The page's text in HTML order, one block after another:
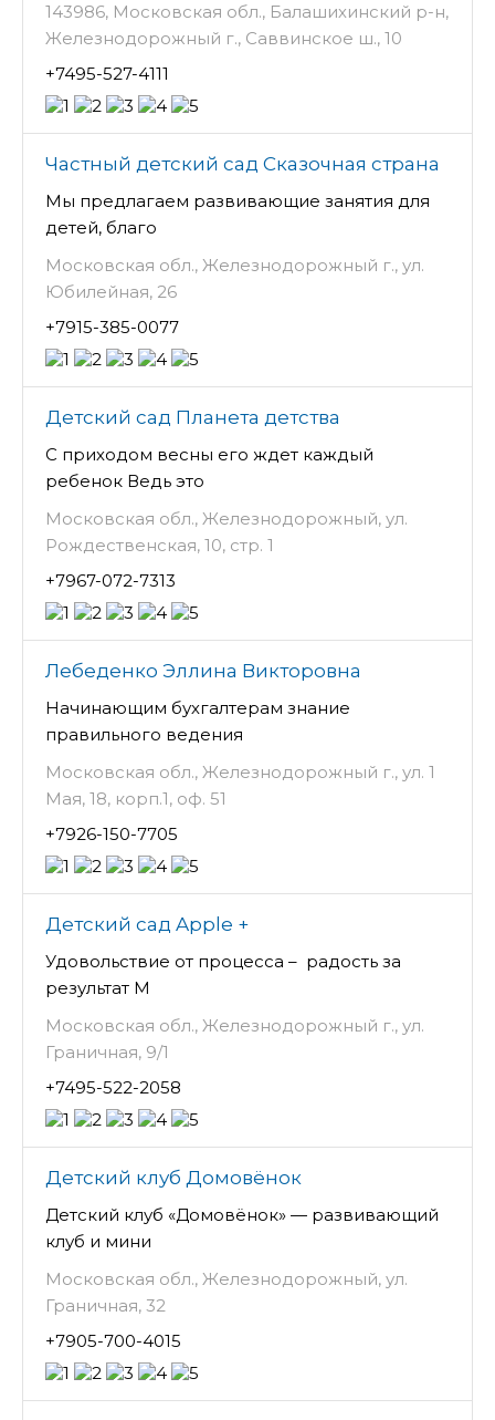
143986, Московская обл., Балашихинский р-н,
Железнодорожный г., Саввинское ш., 10
+7495-527-4111
Частный детский сад Сказочная страна
Мы предлагаем развивающие занятия для
детей, благо
Московская обл., Железнодорожный г., ул.
Юбилейная, 26
+7915-385-0077
Детский сад Планета детства
С приходом весны его ждет каждый
ребенок Ведь это
Московская обл., Железнодорожный, ул.
Рождественская, 10, стр. 1
+7967-072-7313
Лебеденко Эллина Викторовна
Начинающим бухгалтерам знание
правильного ведения
Московская обл., Железнодорожный г., ул. 1
Мая, 18, корп.1, оф. 51
+7926-150-7705
Детский сад Apple +
Удовольствие от процесса – радость за
результат М
Московская обл., Железнодорожный г., ул.
Граничная, 9/1
+7495-522-2058
Детский клуб Домовёнок
Детский клуб «Домовёнок» — развивающий
клуб и мини
Московская обл., Железнодорожный, ул.
Граничная, 32
+7905-700-4015